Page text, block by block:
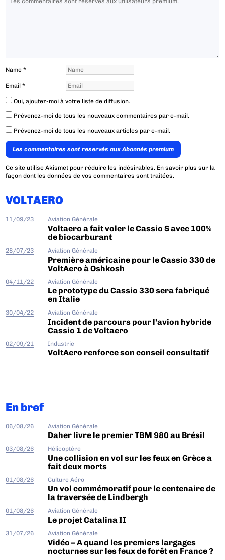
Name*
Email*
Oui, ajoutez-moi à votre liste de diffusion.
Prévenez-moi de tous les nouveaux commentaires par e-mail.
Prévenez-moi de tous les nouveaux articles par e-mail.
Les commentaires sont reservés aux Abonnés premium
Ce site utilise Akismet pour réduire les indésirables. En savoir plus sur la
façon dont les données de vos commentaires sont traitées.
VOLTAERO
11/09/23 Aviation Générale
Voltaero a fait voler le Cassio S avec 100%
de biocarburant
28/07/23 Aviation Générale
Première américaine pour le Cassio 330 de
VoltAero à Oshkosh
04/11/22 Aviation Générale
Le prototype du Cassio 330 sera fabriqué
en Italie
30/04/22 Aviation Générale
Incident de parcours pour l’avion hybride
Cassio 1 de Voltaero
02/09/21 Industrie
VoltAero renforce son conseil consultatif
En bref
06/08/26 Aviation Générale
Daher livre le premier TBM 980 au Brésil
03/08/26 Hélicoptère
Une collision en vol sur les feux en Grèce a
fait deux morts
01/08/26 Culture Aéro
Un vol commémoratif pour le centenaire de
la traversée de Lindbergh
01/08/26 Aviation Générale
Le projet Catalina II
31/07/26 Aviation Générale
Vidéo – A quand les premiers largages
nocturnes sur les feux de forêt en France ?